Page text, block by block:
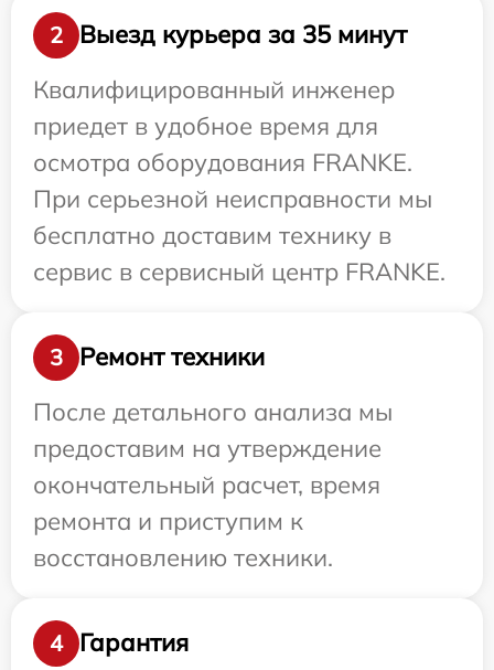
2
Выезд курьера за 35 минут
Квалифицированный инженер
приедет в удобное время для
осмотра оборудования FRANKE.
При серьезной неисправности мы
бесплатно доставим технику в
сервис в сервисный центр FRANKE.
3
Ремонт техники
После детального анализа мы
предоставим на утверждение
окончательный расчет, время
ремонта и приступим к
восстановлению техники.
4
Гарантия